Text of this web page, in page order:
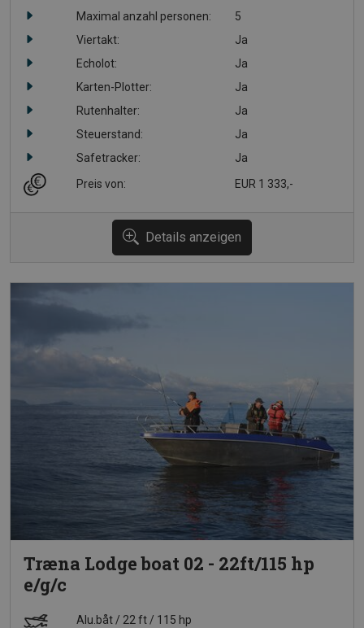
Maximal anzahl personen:
5
Viertakt:
Ja
Echolot:
Ja
Karten-Plotter:
Ja
Rutenhalter:
Ja
Steuerstand:
Ja
Safetracker:
Ja
Preis von: EUR 1 333,-
Details anzeigen
Træna Lodge boat 02 - 22ft/115 hp
e/g/c
Alu.båt 22 ft 115 hp